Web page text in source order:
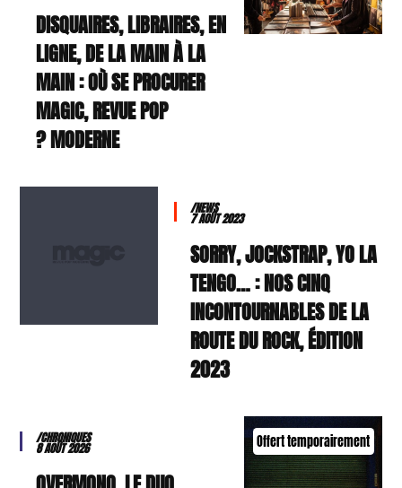
DISQUAIRES, LIBRAIRES, EN
LIGNE, DE LA MAIN À LA
MAIN : OÙ SE PROCURER
MAGIC, REVUE POP
MODERNE ?
/NEWS
7 AOÛT 2023
SORRY, JOCKSTRAP, YO LA
TENGO… : NOS CINQ
INCONTOURNABLES DE LA
ROUTE DU ROCK, ÉDITION
2023
Offert temporairement
/CHRONIQUES
8 AOÛT 2026